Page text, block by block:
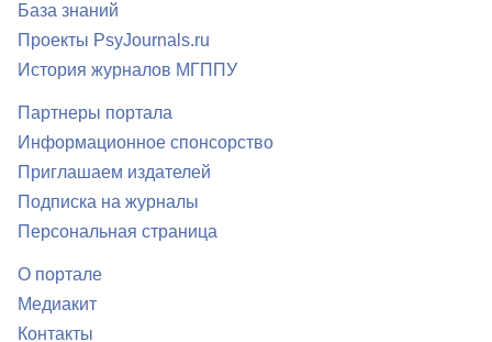
База знаний
Проекты PsyJournals.ru
История журналов МГППУ
Партнеры портала
Информационное спонсорство
Приглашаем издателей
Подписка на журналы
Персональная страница
О портале
Медиакит
Контакты